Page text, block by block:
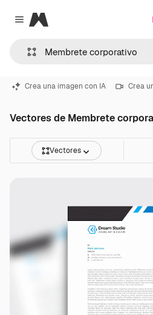
Close menu
Magnific
Crea una imagen con IA Crea
Vectores de Membrete
Vectores